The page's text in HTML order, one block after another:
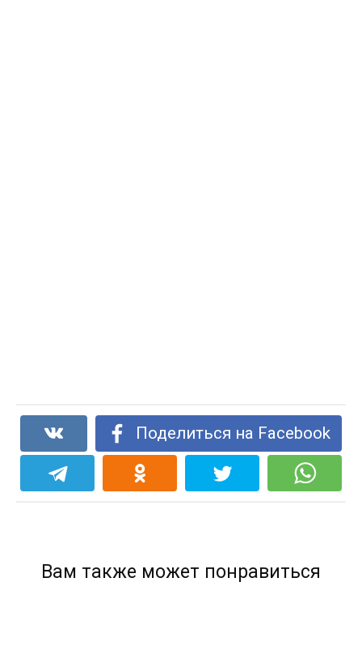
Поделиться на Facebook
Вам также может понравиться